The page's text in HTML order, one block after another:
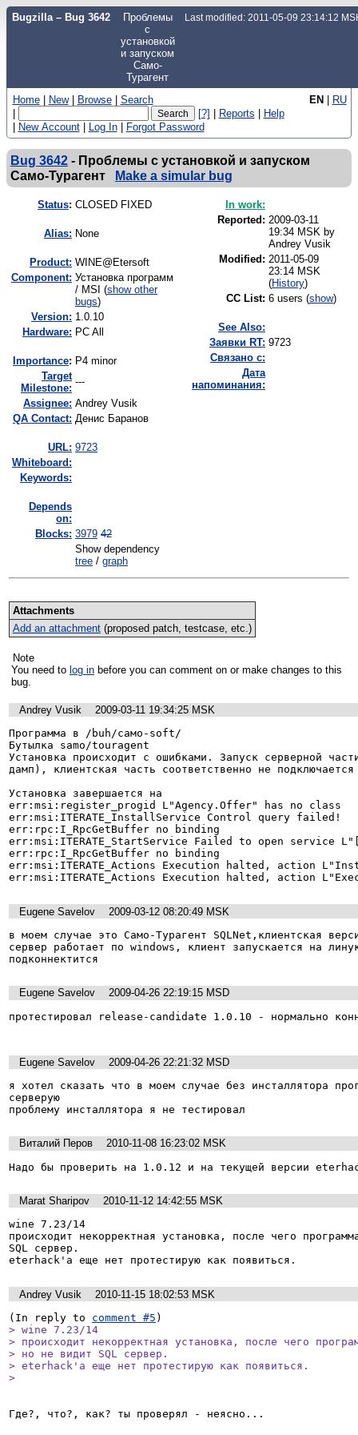
Bugzilla – Bug 3642
Проблемы
с
установкой
и запуском
Само-
Турагент
Last modified: 2011-05-09 23:14:12
EN | RU
Home | New | Browse | Search
|
[?] | Reports | Help
| New Account | Log In | Forgot Password
Bug 3642 - Проблемы с установкой и запуском
Само-Турагент
Make a simular bug
Status: CLOSED FIXED
Alias: None
Product: WINE@Etersoft
Component: Установка программ
/ MSI (show other
bugs)
Version: 1.0.10
Hardware: PC All
mportance: P4 minor
Target
Milestone:
---
Assignee: Andrey Vusik
QA Contact: Денис Баранов
URL: 9723
Whiteboard:
Keywords:
Depends
on:
Blocks: 3979 42
Show dependency
tree / graph
In work:
Reported: 2009-03-11
19:34 MSK by
Andrey Vusik
Modified: 2011-05-09
23:14 MSK
(History)
CC List: 6 users (show)
See Also:
Заявки RT: 9723
Связано с:
Дата
напоминания:
Attachments
Add an attachment(proposed patch, testcase, etc.)
Note
You need to log in
bug.
Andrey Vusik
2009-03-11 19:34:25 MSK
Программа в /buh/само-soft/
Бутылка samo/touragent
Установка происходит с ошибками. Запуск серверной
дамп), клиентская часть соответственно не
Установка завершается на
err:msi:register_progid L"Agency.Offer" has no class
err:msi:ITERATE_InstallService Control query failed!
err:rpc:I_RpcGetBuffer no binding
err:msi:ITERATE_StartService Failed to open service
err:rpc:I_RpcGetBuffer no binding
err:msi:ITERATE_Actions Execution halted, action
err:msi:ITERATE_Actions Execution halted, action
Eugene Savelov
2009-03-12 08:20:49 MSK
в моем случае это Само-Турагент SQLNet,клиентская
сервер работает по windows, клиент запускается на
Eugene Savelov
2009-04-26 22:19:15 MSD
протестировал release-candidate 1.0.10 - нормально
Eugene Savelov
2009-04-26 22:21:32 MSD
я хотел сказать что в моем случае без инсталлятора
серверую
Виталий Перов
2010-11-08 16:23:02 MSK
Надо бы проверить на 1.0.12 и на текущей версии
Marat Sharipov
2010-11-12 14:42:55 MSK
wine 7.23/14
происходит некорректная установка, после чего
SQL сервер.
eterhack'a еще нет протестирую как появиться.
Andrey Vusik
2010-11-15 18:02:53 MSK
(In reply to comment #5
> wine 7.23/14
> происходит некорректная установка, после чего
> но не видит SQL сервер.
> eterhack'a еще нет протестирую как появиться.
>
Где?, что?, как? ты проверял - неясно...